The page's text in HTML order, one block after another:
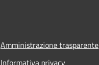
Amministrazione trasparente
Informativa privacy